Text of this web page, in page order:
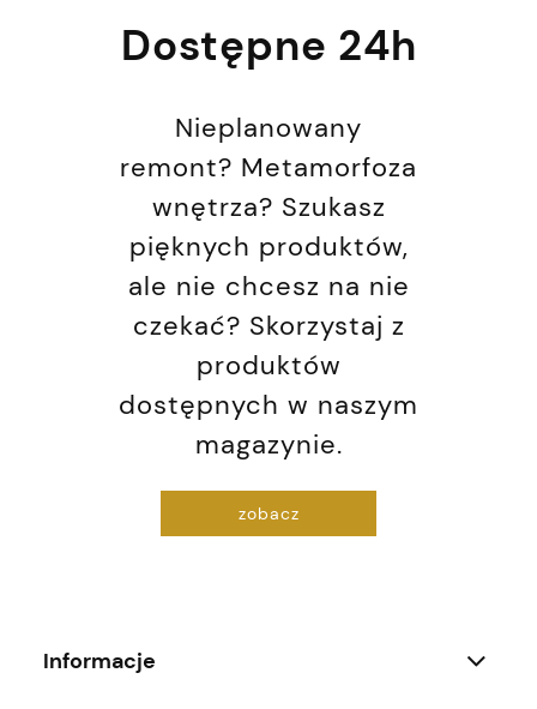
Dostępne 24h
Nieplanowany
remont? Metamorfoza
wnętrza? Szukasz
pięknych produktów,
ale nie chcesz na nie
czekać? Skorzystaj z
produktów
dostępnych w naszym
magazynie.
zobacz
Informacje